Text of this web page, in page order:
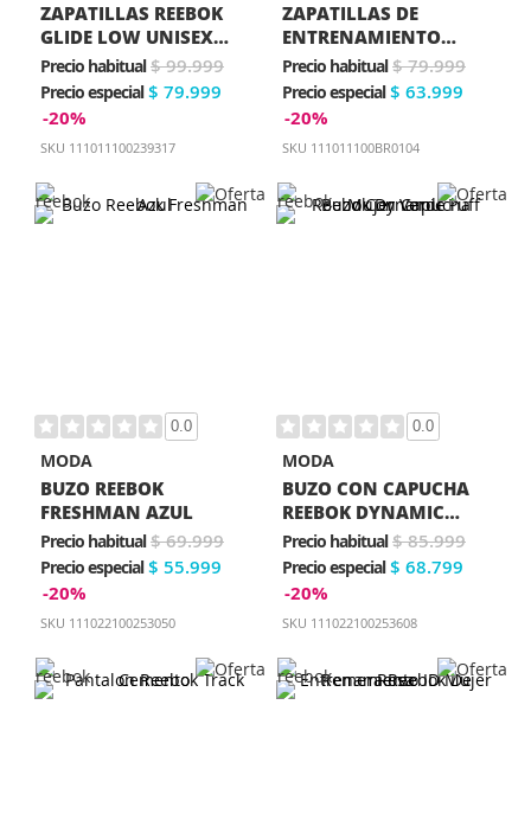
ZAPATILLAS REEBOK
GLIDE LOW UNISEX
VERDE
Precio habitual $ 99.999
Precio especial $ 79.999
-20%
SKU 111011100239317
ZAPATILLAS DE
ENTRENAMIENTO
REEBOK ENERGEN
VECTOR UNISEX AZUL
Precio habitual $ 79.999
Precio especial $ 63.999
-20%
SKU 111011100BR0104
0.0
MODA
BUZO REEBOK
FRESHMAN AZUL
Precio habitual $ 69.999
Precio especial $ 55.999
-20%
SKU 111022100253050
0.0
MODA
BUZO CON CAPUCHA
REEBOK DYNAMIC
PUFF MUJER VERDE
Precio habitual $ 85.999
Precio especial $ 68.799
-20%
SKU 111022100253608